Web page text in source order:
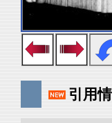
引用